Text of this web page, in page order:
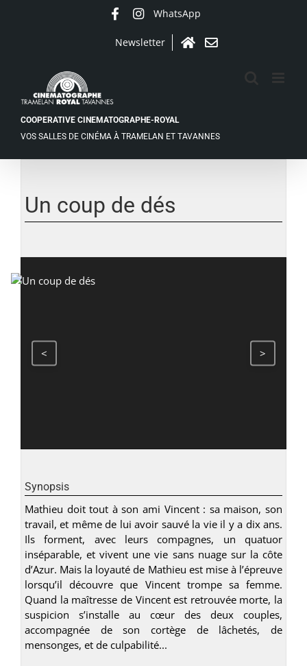
WhatsApp
Newsletter
AccueilContact
COOPERATIVE CINEMATOGRAPHE-ROYAL
VOS SALLES DE CINÉMA À TRAMELAN ET TAVANNES
Un coup de dés
< >
Synopsis
Mathieu doit tout à son ami Vincent : sa maison, son
travail, et même de lui avoir sauvé la vie il y a dix ans.
Ils forment, avec leurs compagnes, un quatuor
inséparable, et vivent une vie sans nuage sur la côte
d’Azur. Mais la loyauté de Mathieu est mise à l’épreuve
lorsqu’il découvre que Vincent trompe sa femme.
Quand la maîtresse de Vincent est retrouvée morte, la
suspicion s’installe au cœur des deux couples,
accompagnée de son cortège de lâchetés, de
mensonges, et de culpabilité...